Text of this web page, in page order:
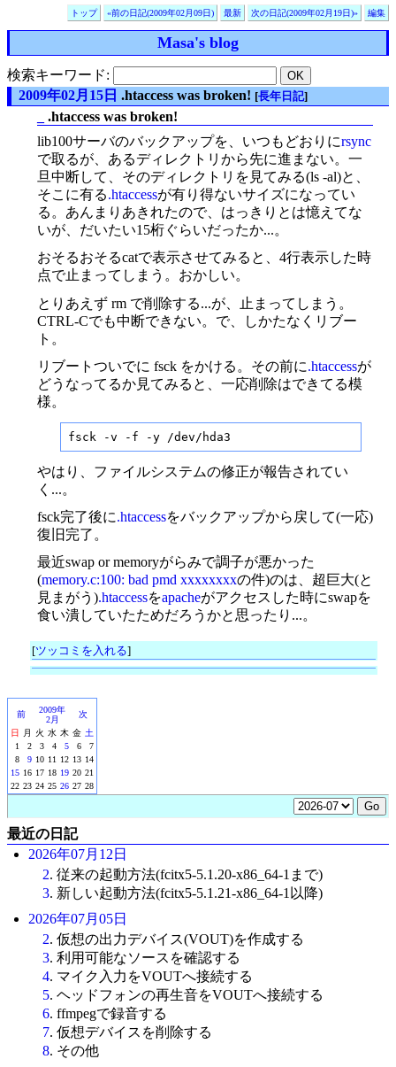
トップ «前の日記(2009年02月09日) 最新 次の日記(2009年02月19日)» 編集
Masa's blog
検索キーワード:
2009年02月15日 .htaccess was broken! [長年日記]
.htaccess was broken!
lib100サーバのバックアップを、いつもどおりにrsync
で取るが、あるディレクトリから先に進まない。一
旦中断して、そのディレクトリを見てみる(ls -al)と、
そこに有る.htaccessが有り得ないサイズになってい
る。あんまりあきれたので、はっきりとは憶えてな
いが、だいたい15桁ぐらいだったか...。
おそるおそるcatで表示させてみると、4行表示した時
点で止まってしまう。おかしい。
とりあえず rm で削除する...が、止まってしまう。
CTRL-Cでも中断できない。で、しかたなくリブー
ト。
リブートついでに fsck をかける。その前に.htaccessが
どうなってるか見てみると、一応削除はできてる模
様。
fsck -v -f -y /dev/hda3
やはり、ファイルシステムの修正が報告されてい
く...。
fsck完了後に.htaccessをバックアップから戻して(一応)
復旧完了。
最近swap or memoryがらみで調子が悪かった
(memory.c:100: bad pmd xxxxxxxxの件)のは、超巨大(と
見まがう).htaccessをapacheがアクセスした時にswapを
食い潰していたためだろうかと思ったり...。
[ツッコミを入れる]
前
2009年
2月
次
日
月 火 水 木 金 土
1
2 3 4 5 6
7
8
9 10 11 12 13 14
15 16 17 18 19 20 21
22 23 24 25 26 27 28
最近の日記
2026年07月12日
2. 従来の起動方法(fcitx5-5.1.20-x86_64-1まで)
3. 新しい起動方法(fcitx5-5.1.21-x86_64-1以降)
2026年07月05日
2. 仮想の出力デバイス(VOUT)を作成する
3. 利用可能なソースを確認する
4. マイク入力をVOUTへ接続する
5. ヘッドフォンの再生音をVOUTへ接続する
6. ffmpegで録音する
7. 仮想デバイスを削除する
8. その他